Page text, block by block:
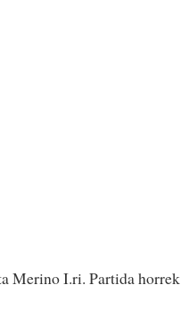
Merino I.ri. Partida horrek